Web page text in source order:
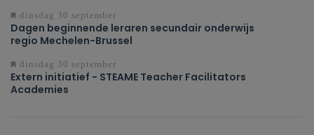
dinsdag 30 september
Dagen beginnende leraren secundair onderwijs
regio Mechelen-Brussel
dinsdag 30 september
Extern initiatief - STEAME Teacher Facilitators
Academies